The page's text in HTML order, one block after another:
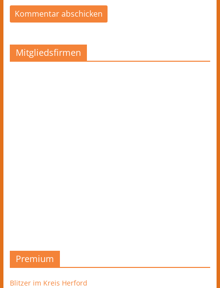
Mitgliedsfirmen
Premium
Blitzer im Kreis Herford